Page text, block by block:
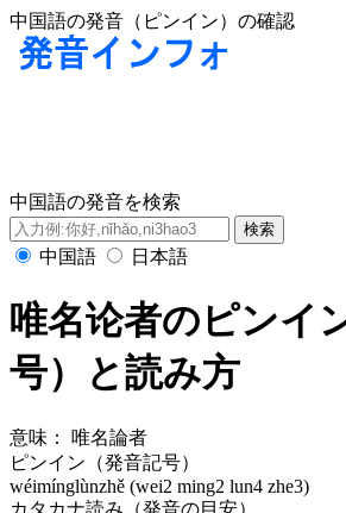
中国語の発音（ピンイン）の確認
中国語の発音を検索
中国語 日本語
唯名论者のピンイ
号）と読み方
意味：
唯名論者
ピンイン（発音記号）
wéimínglùnzhě (wei2 ming2 lun4 zhe3)
カタカナ読み（発音の目安）